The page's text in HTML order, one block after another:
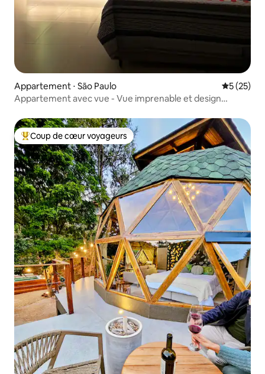
Appartement ⋅ São Paulo
5 (25)
Appartement avec vue - Vue imprenable et design
Coups de cœur voyageurs les plus appréciés
Coup de cœur voyageurs